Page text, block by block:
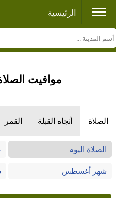
الرئيسية
مواقيت
الصلاة أتجاه القبلة القمر
الصلاة اليوم
شهر أغسطس